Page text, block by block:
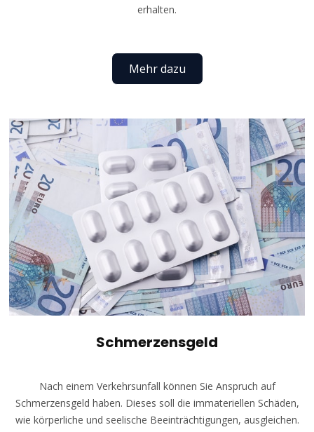
erhalten.
Mehr dazu
Schmerzensgeld
Nach einem Verkehrsunfall können Sie Anspruch auf
Schmerzensgeld haben. Dieses soll die immateriellen Schäden,
wie körperliche und seelische Beeinträchtigungen, ausgleichen.